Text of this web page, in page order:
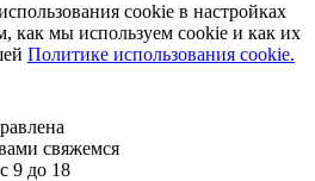
cookie в настройках
как мы используем cookie и как их
Политике использования cookie.
свяжемся
9 до 18